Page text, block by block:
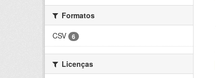
Formatos
CSV
6
Licenças